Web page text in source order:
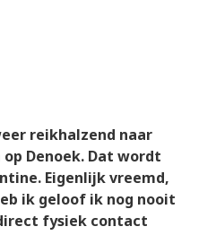
reikhalzend naar
Denoek. Dat wordt
Eigenlijk vreemd,
ik geloof ik nog nooit
fysiek contact